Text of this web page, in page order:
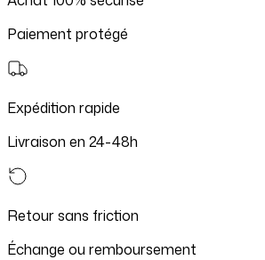
Paiement protégé
Expédition rapide
Livraison en 24-48h
Retour sans friction
Échange ou remboursement